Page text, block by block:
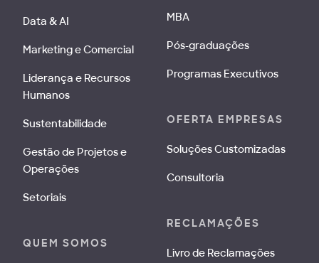
Data & AI
Marketing e Comercial
Liderança e Recursos
Humanos
Sustentabilidade
Gestão de Projetos e
Operações
Setoriais
QUEM SOMOS
MBA
Pós-graduações
Programas Executivos
OFERTA EMPRESAS
Soluções Customizadas
Consultoria
RECLAMAÇÕES
Livro de Reclamações